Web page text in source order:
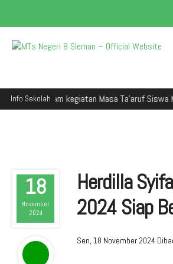
Info Sekolah
dalam kegiatan Masa Ta'aruf Siswa
18
November
2024
Herdilla
2024 Siap
Sen, 18 November 2024